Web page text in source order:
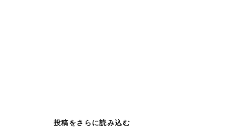
投稿をさらに読み込む